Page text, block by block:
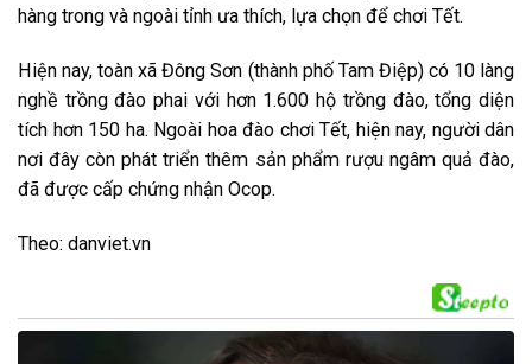
hàng trong và ngoài tỉnh ưa thích, lựa chọn để chơi Tết.
Hiện nay, toàn xã Đông Sơn (thành phố Tam Điệp) có 10 làng
nghề trồng đào phai với hơn 1.600 hộ trồng đào, tổng diện
tích hơn 150 ha. Ngoài hoa đào chơi Tết, hiện nay, người dân
nơi đây còn phát triển thêm sản phẩm rượu ngâm quả đào,
đã được cấp chứng nhận Ocop.
Theo: danviet.vn